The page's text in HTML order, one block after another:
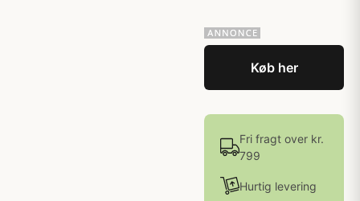
Køb her
Fri fragt over kr.
799
Hurtig levering